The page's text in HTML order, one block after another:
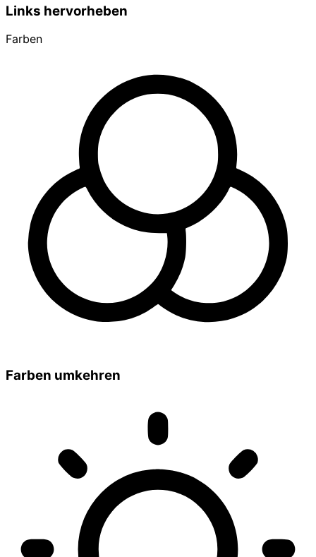
Links hervorheben
Farben
Farben umkehren